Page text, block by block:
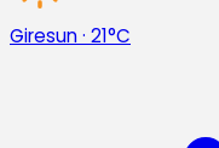
Giresun· 21°C